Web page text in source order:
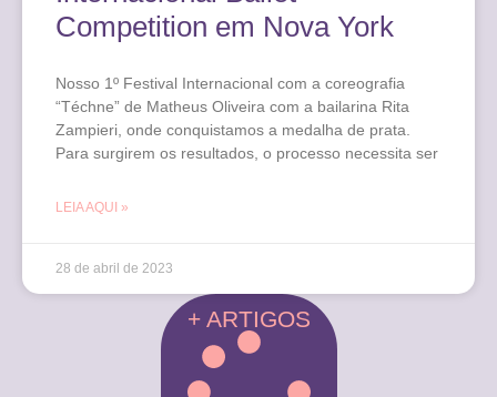
Competition em Nova York
Nosso 1º Festival Internacional com a coreografia
“Téchne” de Matheus Oliveira com a bailarina Rita
Zampieri, onde conquistamos a medalha de prata.
Para surgirem os resultados, o processo necessita ser
LEIA AQUI »
28 de abril de 2023
+ ARTIGOS